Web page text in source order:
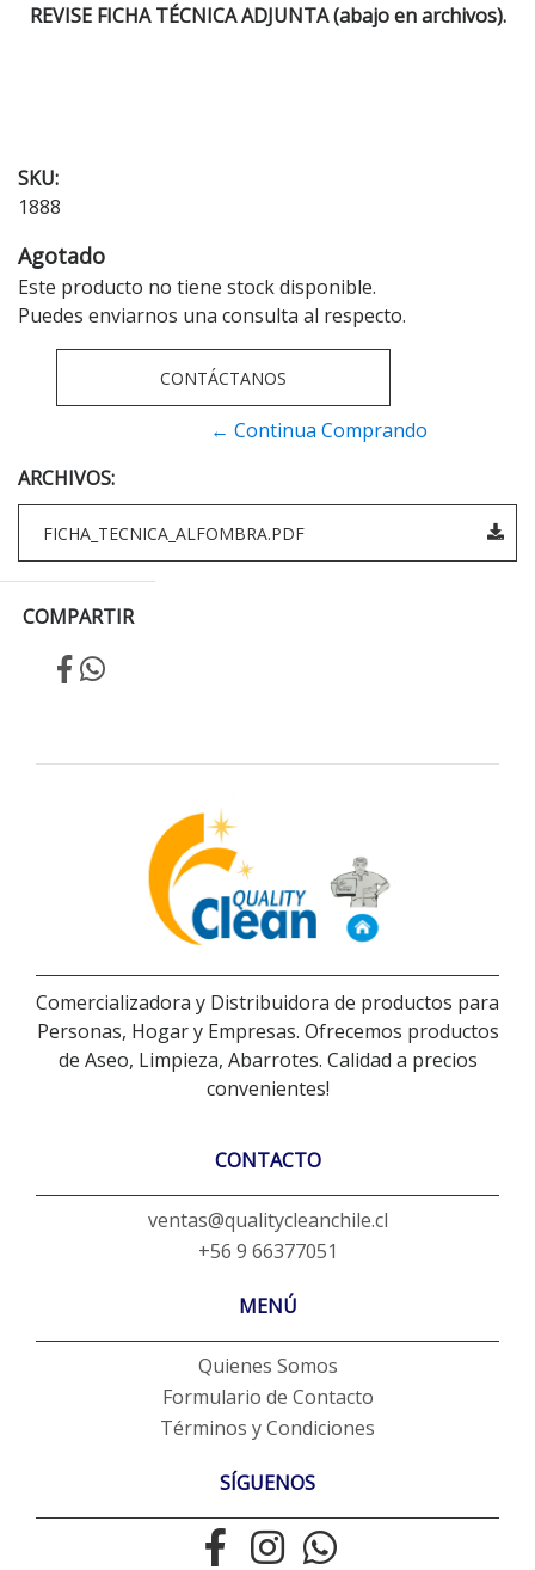
REVISE FICHATÉCNICAADJUNTA (abajo en archivos).
SKU:
1888
Agotado
Este producto no tiene stock disponible.
Puedes enviarnos una consulta al respecto.
CONTÁCTANOS
← Continua Comprando
ARCHIVOS:
FICHA_TECNICA_ALFOMBRA.PDF
COMPARTIR
Comercializadora y Distribuidora de productos para
Personas, Hogar y Empresas. Ofrecemos productos
de Aseo, Limpieza, Abarrotes. Calidad a precios
convenientes!
CONTACTO
ventas@qualitycleanchile.cl
+56 9 66377051
MENÚ
Quienes Somos
Formulario de Contacto
Términos y Condiciones
SÍGUENOS